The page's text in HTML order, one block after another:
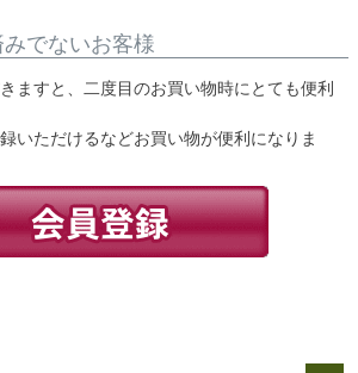
でないお客様
ますと、二度目のお買い物時にとても便利
いただけるなどお買い物が便利になりま